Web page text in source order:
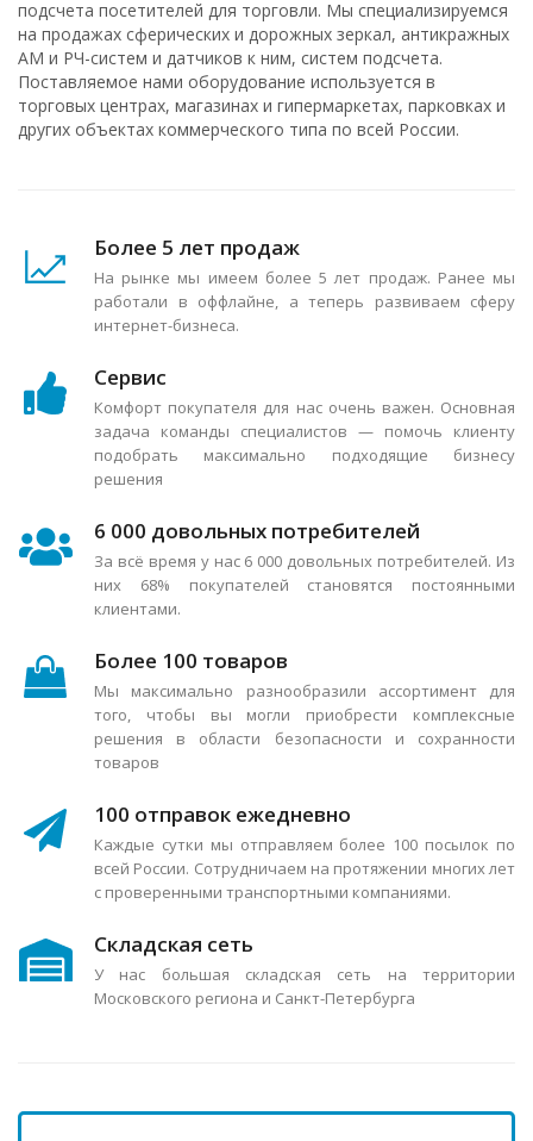
подсчета посетителей для торговли. Мы специализируемся
на продажах сферических и дорожных зеркал, антикражных
АМ и РЧ-систем и датчиков к ним, систем подсчета.
Поставляемое нами оборудование используется в
торговых центрах, магазинах и гипермаркетах, парковках и
других объектах коммерческого типа по всей России.
Более 5 лет продаж
На рынке мы имеем более 5 лет продаж. Ранее мы
работали в оффлайне, а теперь развиваем сферу
интернет-бизнеса.
Сервис
Комфорт покупателя для нас очень важен. Основная
задача команды специалистов — помочь клиенту
подобрать максимально подходящие бизнесу
решения
6 000 довольных потребителей
За всё время у нас 6 000 довольных потребителей. Из
них 68% покупателей становятся постоянными
клиентами.
Более 100 товаров
Мы максимально разнообразили ассортимент для
того, чтобы вы могли приобрести комплексные
решения в области безопасности и сохранности
товаров
100 отправок ежедневно
Каждые сутки мы отправляем более 100 посылок по
всей России. Сотрудничаем на протяжении многих лет
с проверенными транспортными компаниями.
Складская сеть
У нас большая складская сеть на территории
Московского региона и Санкт-Петербурга